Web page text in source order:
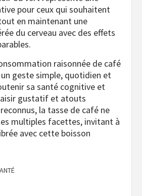
pour ceux qui souhaitent
en maintenant une
du cerveau avec des effets
raisonnée de café
geste simple, quotidien et
sa santé cognitive et
gustatif et atouts
la tasse de café ne
multiples facettes, invitant à
avec cette boisson